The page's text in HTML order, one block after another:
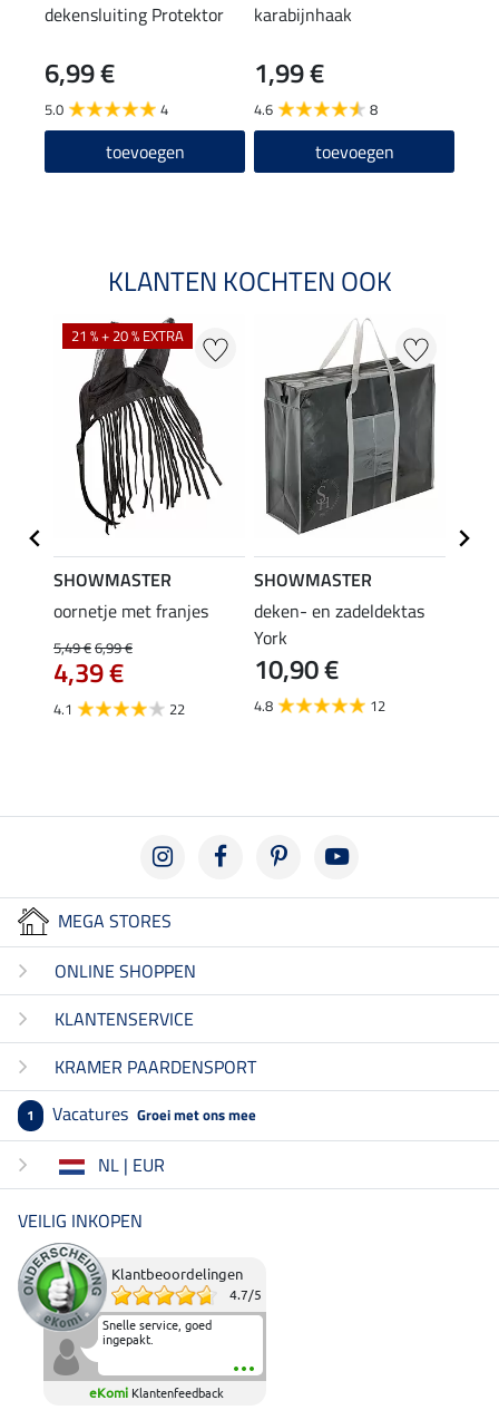
dekensluiting Protektor
6,99 €
5.0 4
toevoegen
karabijnhaak
1,99 €
4.6 8
toevoegen
KLANTEN KOCHTEN OOK
21 % + 20 % EXTRA
SHOWMASTER
oornetje met franjes
5,49 €6,99 €
4,39 €
4.1 22
SHOWMASTER
deken- en zadeldektas
York
10,90 €
4.8 12
MEGA STORES
ONLINE SHOPPEN
KLANTENSERVICE
KRAMER PAARDENSPORT
1 Vacatures Groei met ons mee
NL | EUR
VEILIG INKOPEN
Klantbeoordelingen
4.7/5
Snelle service, goed
ingepakt.
eKomi Klantenfeedback